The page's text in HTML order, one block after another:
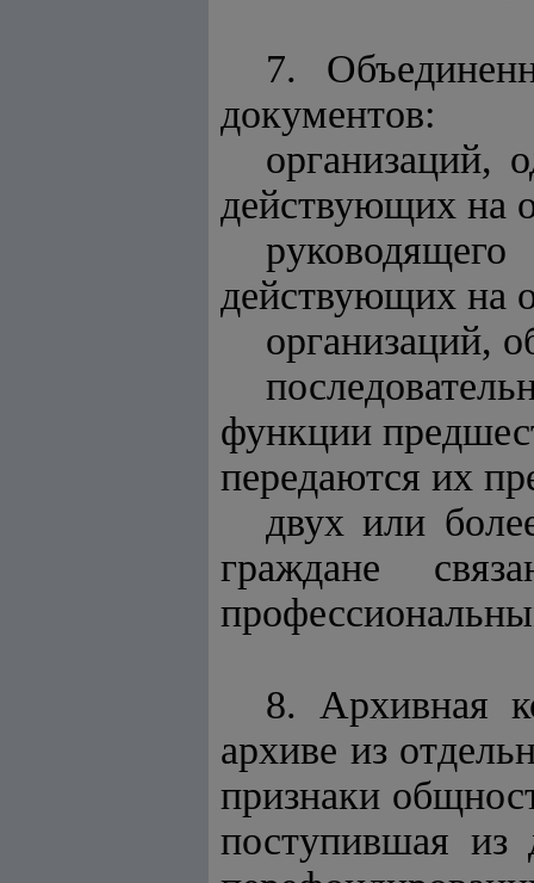
7.
документов:
организаций,
действующих на
действующих на
организаций,
функции
передаются их
двух или
граждане
8. Архивная
архиве из
признаки
поступившая из